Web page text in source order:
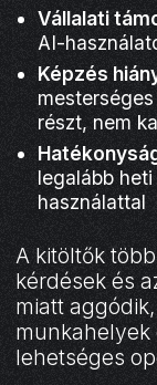
Vállalati
AI-
Képzés
részt, nem
legalább
használattal
A kitöltők
kérdések és
miatt
munkahelyek
lehetséges